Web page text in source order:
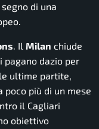
di una
. Il Milan chiude
pagano dazio per
ultime partite,
più di un mese
il Cagliari
obiettivo